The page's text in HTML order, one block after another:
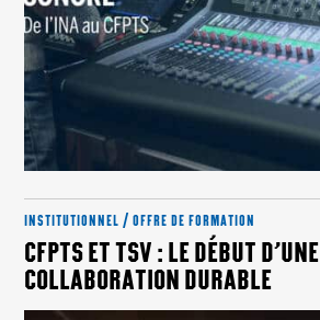
INSTITUTIONNEL / OFFRE DE FORMATION
CFPTS ET TSV : LE DÉBUT D’UNE
COLLABORATION DURABLE